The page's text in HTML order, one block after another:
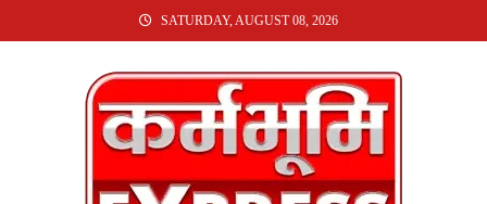
TO
SATURDAY, AUGUST 08, 2026